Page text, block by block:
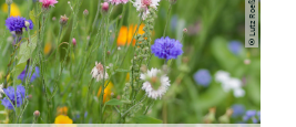
©
Lutz Roeßler